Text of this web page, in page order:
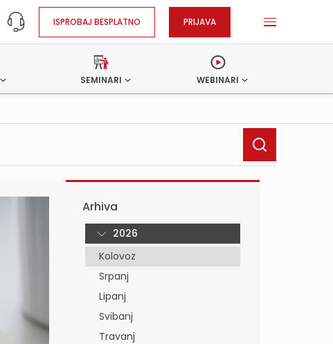
ISPROBAJ BESPLATNO PRIJAVA
SEMINARI WEBINARI
Arhiva
2026
Kolovoz
Srpanj
Lipanj
Svibanj
Travanj